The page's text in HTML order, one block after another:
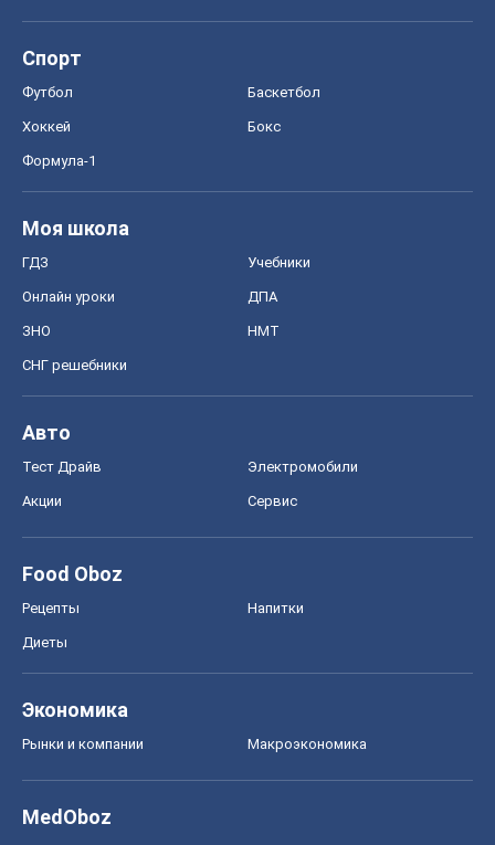
Спорт
Футбол Баскетбол
Хоккей Бокс
Формула-1
Моя школа
ГДЗ Учебники
Онлайн уроки ДПА
ЗНО НМТ
СНГ решебники
Авто
Тест Драйв Электромобили
Акции Сервис
Food Oboz
Рецепты Напитки
Диеты
Экономика
Рынки и компании Mакроэкономика
MedOboz